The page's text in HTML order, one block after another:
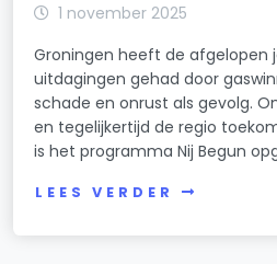
1 november 2025
Groningen heeft de afgelopen
uitdagingen gehad door
schade en onrust als gevolg.
en tegelijkertijd de regio
is het programma Nij Begun
LEES VERDER